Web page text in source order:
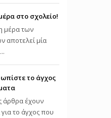
στο σχολείο!
μέρα των
αποτελεί μία
το άγχος
άρθρα έχουν
το άγχος που